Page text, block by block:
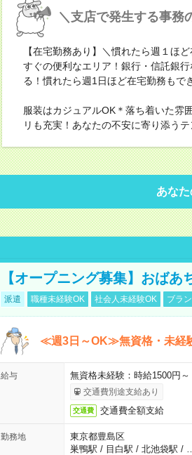
＼支店で発生する事務
【在宅勤務あり】＼慣れたら週１ほ
すぐの便利なエリア！銀行・信託銀
る！慣れたら週1日ほど在宅勤務もで
服装はカジュアルOK＊落ち着いた雰
リも充実！あなたの不安に寄り添う
あな
【オープニング募集】おば
派遣 職種未経験OK 社会人未経験OK ブラ
≪週3日～OK≫無資格・未経
給与 無資格未経験：時給1500
交通費別途支給あり
交通費 交通費全額支給
勤務地
東京都豊島区
巣鴨駅 / 目白駅 / 北池袋駅 /